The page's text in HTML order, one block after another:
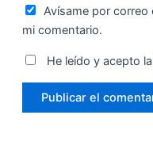
Avísame por correo
mi comentario.
He leído y acepto la